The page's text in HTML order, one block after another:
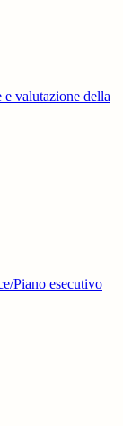
e valutazione della
Piano esecutivo